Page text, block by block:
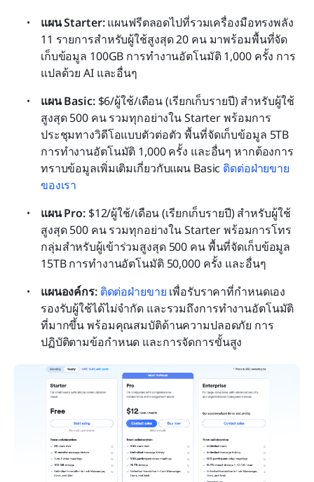
แผน Starter: แผนฟรีตลอดไปที่รวมเครื่องมือทรงพลัง
11 รายการสำหรับผู้ใช้สูงสุด 20 คน มาพร้อมพื้นที่จัด
เก็บข้อมูล 100GB การทำงานอัตโนมัติ 1,000 ครั้ง การ
แปลด้วย AI และอื่นๆ
แผน Basic: $6/ผู้ใช้/เดือน (เรียกเก็บรายปี) สำหรับผู้ใช้
สูงสุด 500 คน รวมทุกอย่างใน Starter พร้อมการ
ประชุมทางวิดีโอแบบตัวต่อตัว พื้นที่จัดเก็บข้อมูล 5TB
การทำงานอัตโนมัติ 1,000 ครั้ง และอื่นๆ หากต้องการ
ทราบข้อมูลเพิ่มเติมเกี่ยวกับแผน Basic ติดต่อฝ่ายขาย
ของเรา
แผน Pro: $12/ผู้ใช้/เดือน (เรียกเก็บรายปี) สำหรับผู้ใช้
สูงสุด 500 คน รวมทุกอย่างใน Starter พร้อมการโทร
กลุ่มสำหรับผู้เข้าร่วมสูงสุด 500 คน พื้นที่จัดเก็บข้อมูล
15TB การทำงานอัตโนมัติ 50,000 ครั้ง และอื่นๆ
แผนองค์กร: ติดต่อฝ่ายขาย เพื่อรับราคาที่กำหนดเอง
รองรับผู้ใช้ได้ไม่จำกัด และรวมถึงการทำงานอัตโนมัติ
ที่มากขึ้น พร้อมคุณสมบัติด้านความปลอดภัย การ
ปฏิบัติตามข้อกำหนด และการจัดการขั้นสูง